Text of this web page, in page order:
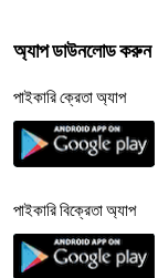
অ্যাপ ডাউনলোড করুন
পাইকারি ক্রেতা অ্যাপ
পাইকারি বিক্রেতা অ্যাপ